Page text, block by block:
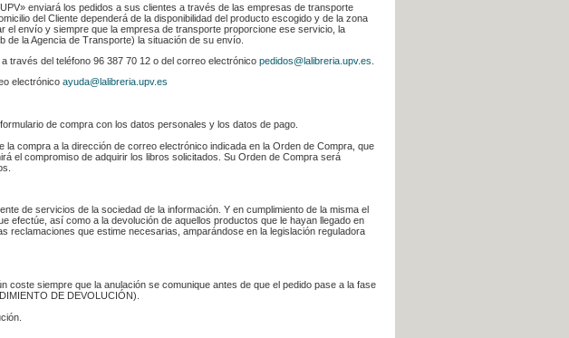
enviará los pedidos a sus clientes a través de las empresas de transporte
del Cliente dependerá de la disponibilidad del producto escogido y de la zona
envío y siempre que la empresa de transporte proporcione ese servicio, la
de la Agencia de Transporte) la situación de su envío.
través del teléfono 96 387 70 12 o del correo electrónico pedidos@lalibreria.upv.es
electrónico ayuda@lalibreria.upv.es
de compra con los datos personales y los datos de pago.
compra a la dirección de correo electrónico indicada en la Orden de Compra, que
el compromiso de adquirir los libros solicitados. Su Orden de Compra será
de servicios de la sociedad de la información. Y en cumplimiento de la misma el
efectúe, así como a la devolución de aquellos productos que le hayan llegado en
reclamaciones que estime necesarias, amparándose en la legislación reguladora
coste siempre que la anulación se comunique antes de que el pedido pase a la fase
DE DEVOLUCIÓN).